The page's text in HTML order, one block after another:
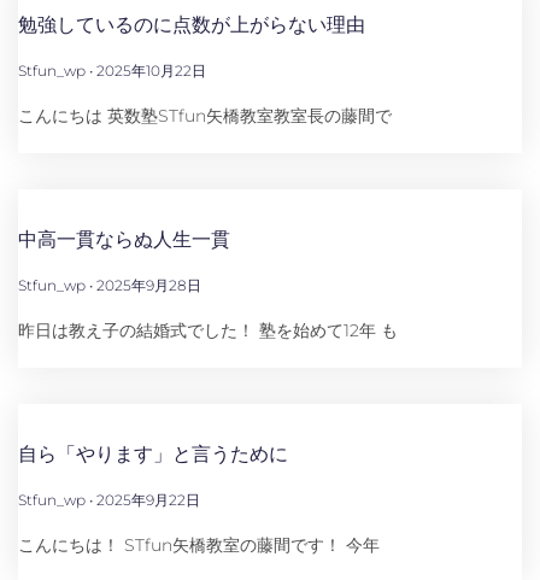
勉強しているのに点数が上がらない理由
Stfun_wp 2025年10月22日
こんにちは 英数塾STfun矢橋教室教室長の藤間で
中高一貫ならぬ人生一貫
Stfun_wp 2025年9月28日
昨日は教え子の結婚式でした！ 塾を始めて12年 も
自ら「やります」と言うために
Stfun_wp 2025年9月22日
こんにちは！ STfun矢橋教室の藤間です！ 今年